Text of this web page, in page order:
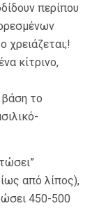
περίπου
χρειάζεται;!
κίτρινο,
βάση το
από λίπος),
450-500